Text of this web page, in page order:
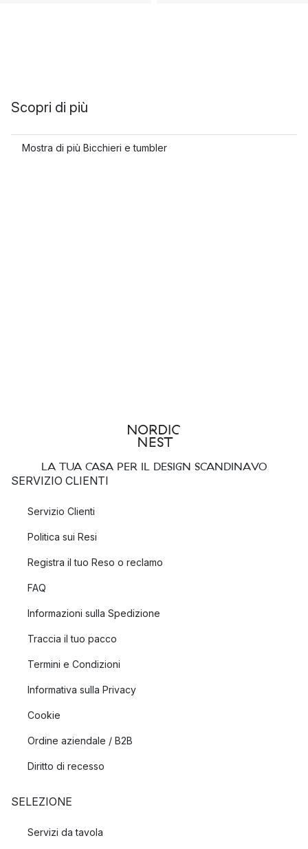
Scopri di più
Mostra di più Bicchieri e tumbler
LA TUA CASA PER IL DESIGN SCANDINAVO
SERVIZIO CLIENTI
Servizio Clienti
Politica sui Resi
Registra il tuo Reso o reclamo
FAQ
Informazioni sulla Spedizione
Traccia il tuo pacco
Termini e Condizioni
Informativa sulla Privacy
Cookie
Ordine aziendale / B2B
Diritto di recesso
SELEZIONE
Servizi da tavola